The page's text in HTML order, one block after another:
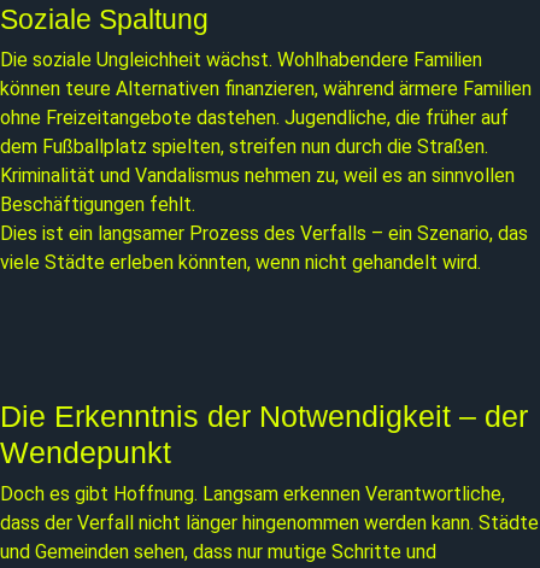
Soziale Spaltung
Die soziale Ungleichheit wächst. Wohlhabendere Familien
können teure Alternativen finanzieren, während ärmere Familien
ohne Freizeitangebote dastehen. Jugendliche, die früher auf
dem Fußballplatz spielten, streifen nun durch die Straßen.
Kriminalität und Vandalismus nehmen zu, weil es an sinnvollen
Beschäftigungen fehlt.
Dies ist ein langsamer Prozess des Verfalls – ein Szenario, das
viele Städte erleben könnten, wenn nicht gehandelt wird.
Die Erkenntnis der Notwendigkeit – der
Wendepunkt
Doch es gibt Hoffnung. Langsam erkennen Verantwortliche,
dass der Verfall nicht länger hingenommen werden kann. Städte
und Gemeinden sehen, dass nur mutige Schritte und